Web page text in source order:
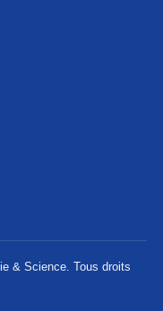
& Science. Tous droits